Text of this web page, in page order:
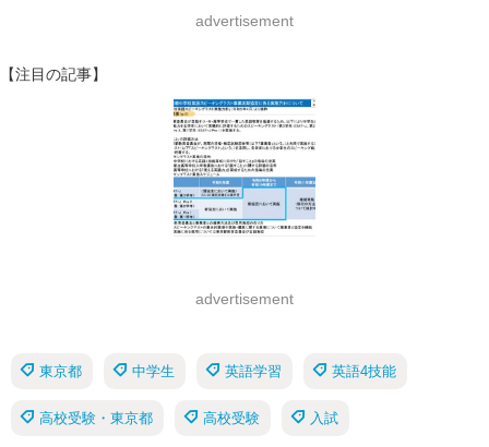
advertisement
【注目の記事】
advertisement
東京都 中学生 英語学習 英語4技能
高校受験・東京都 高校受験 入試